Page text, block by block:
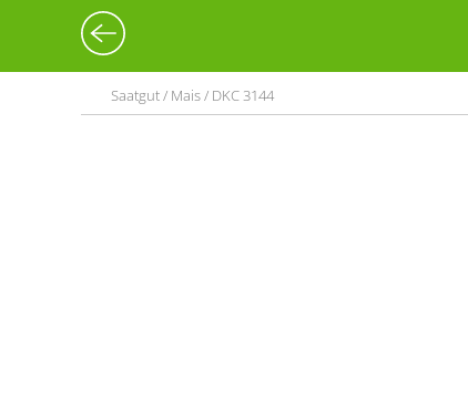
Saatgut / Mais / DKC 3144